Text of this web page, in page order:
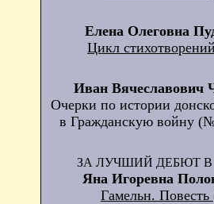
Елена Олеговна
Цикл
Иван Вячеславович
Очерки по истории
в Гражданскую войну
ЗА ЛУЧШИЙ ДЕБЮТ В
Яна Игоревна
Гамельн.